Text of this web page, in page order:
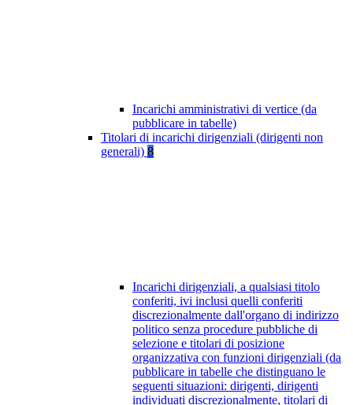
Incarichi amministrativi di vertice (da
pubblicare in tabelle)
Titolari di incarichi dirigenziali (dirigenti non
generali) 8
Incarichi dirigenziali, a qualsiasi titolo
conferiti, ivi inclusi quelli conferiti
discrezionalmente dall'organo di indirizzo
politico senza procedure pubbliche di
selezione e titolari di posizione
organizzativa con funzioni dirigenziali (da
pubblicare in tabelle che distinguano le
seguenti situazioni: dirigenti, dirigenti
individuati discrezionalmente, titolari di